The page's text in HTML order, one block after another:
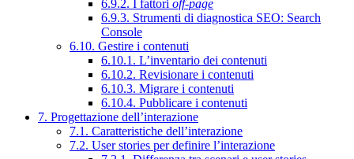
6.9.2. I fattori off-page
6.9.3. Strumenti di diagnostica SEO: Search
Console
6.10. Gestire i contenuti
6.10.1. L’inventario dei contenuti
6.10.2. Revisionare i contenuti
6.10.3. Migrare i contenuti
6.10.4. Pubblicare i contenuti
7. Progettazione dell’interazione
7.1. Caratteristiche dell’interazione
7.2. User stories per definire l’interazione